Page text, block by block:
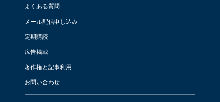
よくある質問
メール配信申し込み
定期購読
広告掲載
著作権と記事利用
お問い合わせ